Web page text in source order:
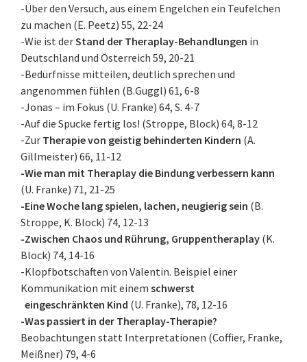
-Über den Versuch, aus einem Engelchen ein Teufelchen
zu machen (E. Peetz) 55, 22-24
-Wie ist derStand der Theraplay-Behandlungen in
Deutschland und Österreich 59, 20-21
-Bedürfnisse mitteilen, deutlich sprechen und
angenommen fühlen (B.Guggl) 61, 6-8
-Jonas – im Fokus (U. Franke) 64, S. 4-7
-Auf die Spucke fertig los! (Stroppe, Block) 64, 8-12
-Zur Therapie von geistig behinderten Kindern (A.
Gillmeister) 66, 11-12
-Wie man mit Theraplay die Bindung verbessern kann
(U. Franke) 71, 21-25
-Eine Woche lang spielen, lachen, neugierig sein (B.
Stroppe, K. Block) 74, 12-13
-Zwischen Chaos und Rührung, Gruppentheraplay (K.
Block) 74, 14-16
-Klopfbotschaften von Valentin. Beispiel einer
Kommunikation mit einem schwerst
eingeschränkten Kind (U. Franke), 78, 12-16
-Was passiert in der Theraplay-Therapie?
Beobachtungen statt Interpretationen (Coffier, Franke,
Meißner) 79, 4-6